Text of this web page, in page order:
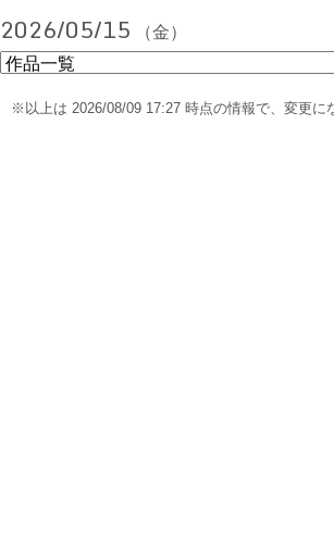
2026/05/15 （金）
※以上は 2026/08/09 17:27 時点の情報で、変更に